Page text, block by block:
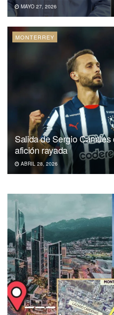
MAYO 27, 2026
MONTERREY
Salida de Sergio
afición rayada
ABRIL 28, 2026